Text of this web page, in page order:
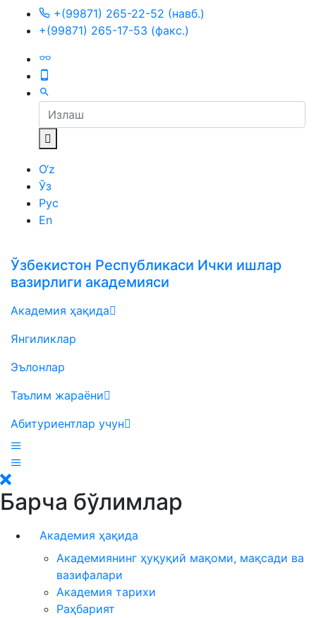
+(99871) 265-22-52 (навб.)
+(99871) 265-17-53 (факс.)
O‘z
Ўз
Рус
En
Ўзбекистон Республикаси Ички ишлар
вазирлиги академияси
Академия ҳақида
Янгиликлар
Эълонлар
Таълим жараёни
Абитуриентлар учун
Барча бўлимлар
Академия ҳақида
Академиянинг ҳуқуқий мақоми, мақсади ва
вазифалари
Академия тарихи
Раҳбарият